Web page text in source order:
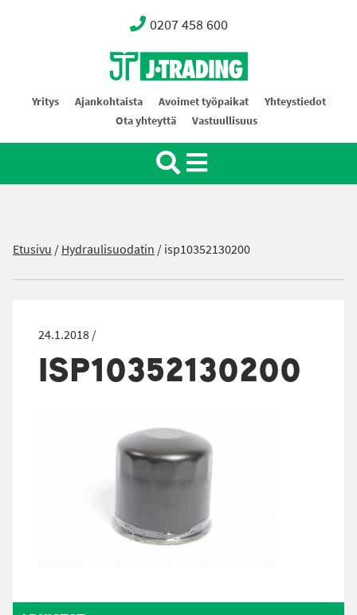
0207 458 600
Oy J-Trading Ab
Yritys Ajankohtaista Avoimet työpaikat
Yhteystiedot
Ota yhteyttä
Vastuullisuus
Etusivu /Hydraulisuodatin /isp10352130200
24.1.2018 /
ISP10352130200